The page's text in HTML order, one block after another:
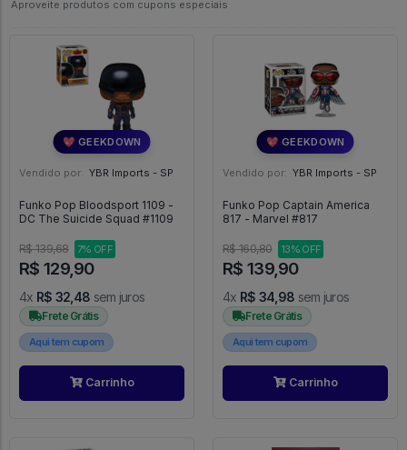
Aproveite produtos com cupons especiais
💖 GEEKDOWN
Vendido por: YBR Imports - SP
Funko Pop Bloodsport 1109 -
DC The Suicide Squad #1109
R$ 139,68 7% OFF
R$ 129,90
4x R$ 32,48 sem juros
Frete Grátis
Aqui tem cupom
Carrinho
💖 GEEKDOWN
Vendido por: YBR Imports - SP
Funko Pop Captain America
817 - Marvel #817
R$ 160,80 13% OFF
R$ 139,90
4x R$ 34,98 sem juros
Frete Grátis
Aqui tem cupom
Carrinho